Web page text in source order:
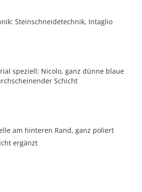
Steinschneidetechnik, Intaglio
speziell: Nicolo, ganz dünne blaue
Schicht
am hinteren Rand, ganz poliert
ergänzt